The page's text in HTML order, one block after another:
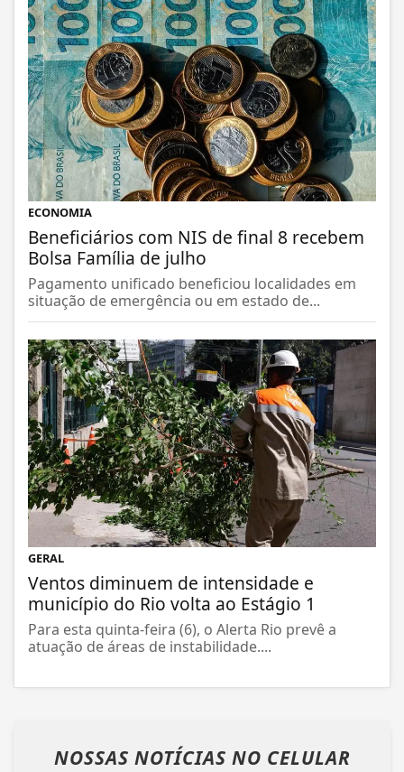
ECONOMIA
Beneficiários com NIS de final 8 recebem
Bolsa Família de julho
Pagamento unificado beneficiou localidades em
situação de emergência ou em estado de...
GERAL
Ventos diminuem de intensidade e
município do Rio volta ao Estágio 1
Para esta quinta-feira (6), o Alerta Rio prevê a
atuação de áreas de instabilidade....
NOSSAS NOTÍCIAS NO CELULAR